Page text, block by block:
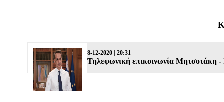
8-12-2020 | 20:31
Τηλεφωνική επικοινωνία Μητσοτάκη -